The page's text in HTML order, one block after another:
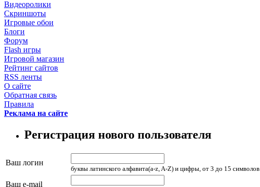
Видеоролики
Скриншоты
Игровые обои
Блоги
Форум
Flash игры
Игровой магазин
Рейтинг сайтов
RSS ленты
О сайте
Обратная связь
Правила
Реклама на сайте
Регистрация нового пользователя
Ваш логин
буквы латинского алфавита(a-z, A-Z) и цифры, от 3 до 15 символов
Ваш e-mail